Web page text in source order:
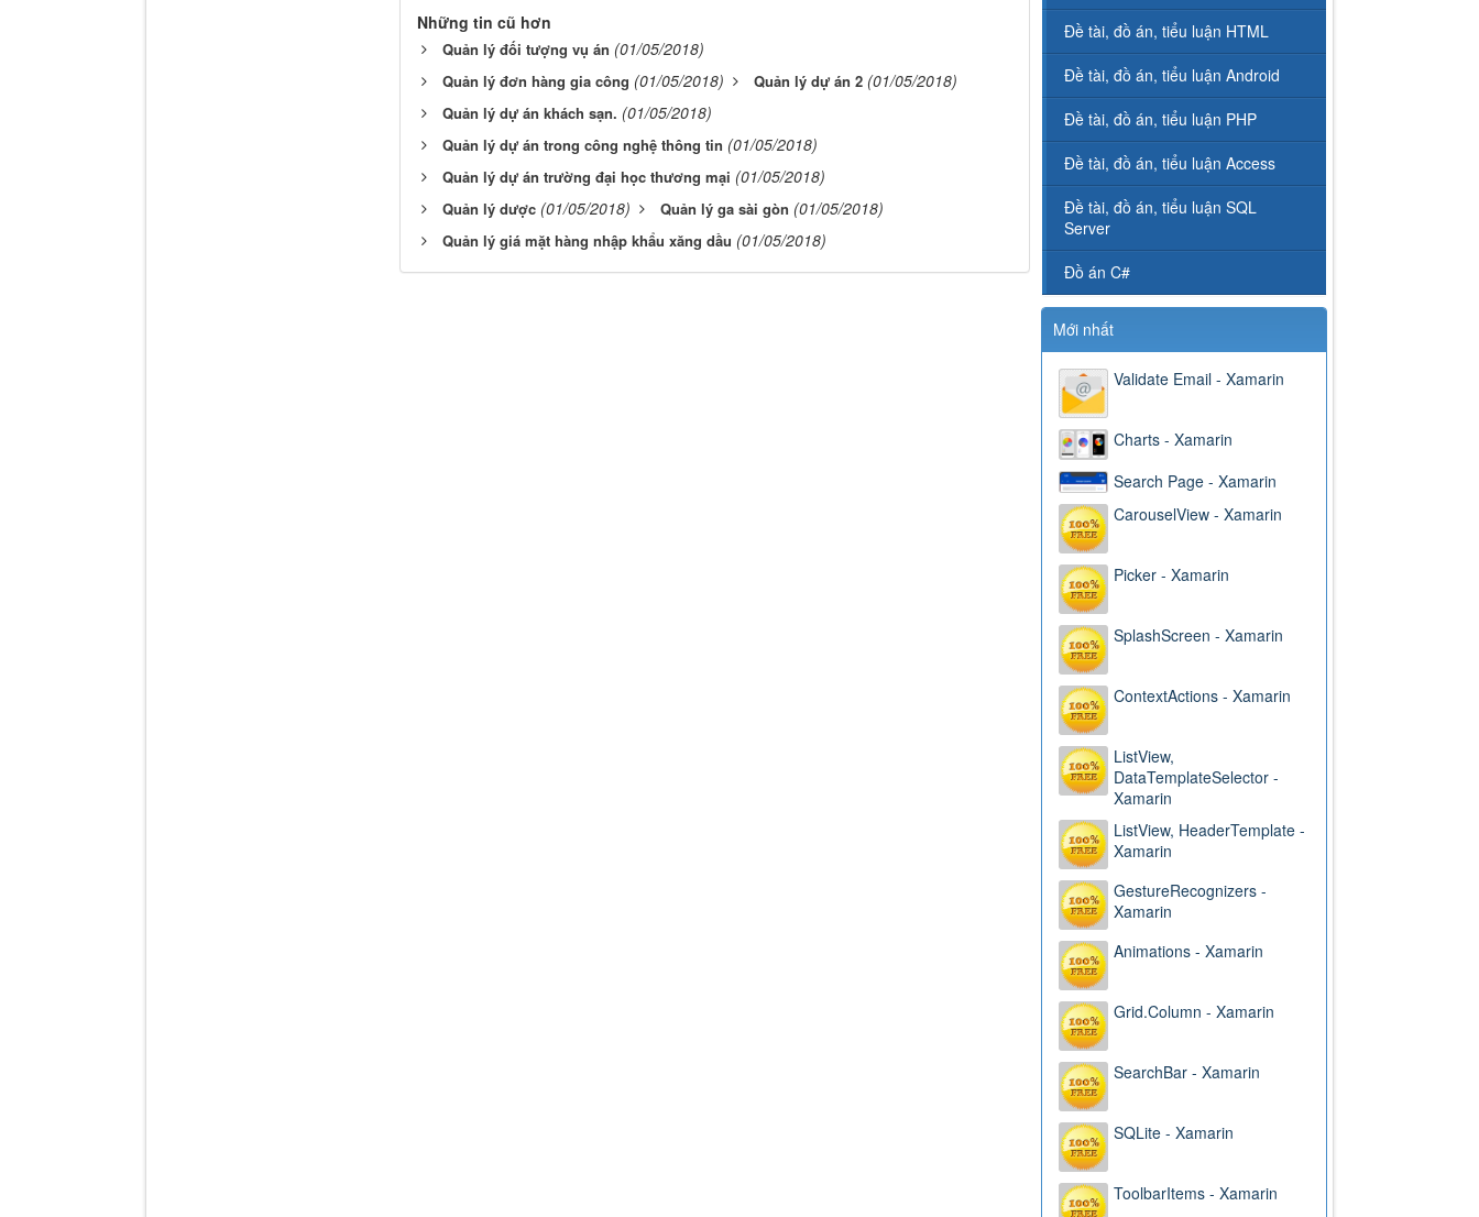
Những tin cũ hơn
Quản lý đối tượng vụ án (01/05/2018)
Quản lý đơn hàng gia công (01/05/2018) Quản lý dự án 2 (01/05/2018)
Quản lý dự án khách sạn. (01/05/2018)
Quản lý dự án trong công nghệ thông tin (01/05/2018)
Quản lý dự án trường đại học thương mại (01/05/2018)
Quản lý dược (01/05/2018) Quản lý ga sài gòn (01/05/2018)
Quản lý giá mặt hàng nhập khẩu xăng dầu (01/05/2018)
Đề tài, đồ án, tiểu luận HTML
Đề tài, đồ án, tiểu luận Android
Đề tài, đồ án, tiểu luận PHP
Đề tài, đồ án, tiểu luận Access
Đề tài, đồ án, tiểu luận SQL
Server
Đồ án C#
Mới nhất
Validate Email - Xamarin
Charts - Xamarin
Search Page - Xamarin
CarouselView - Xamarin
Picker - Xamarin
SplashScreen - Xamarin
ContextActions - Xamarin
ListView,
DataTemplateSelector -
Xamarin
ListView, HeaderTemplate -
Xamarin
GestureRecognizers -
Xamarin
Animations - Xamarin
Grid.Column - Xamarin
SearchBar - Xamarin
SQLite - Xamarin
ToolbarItems - Xamarin